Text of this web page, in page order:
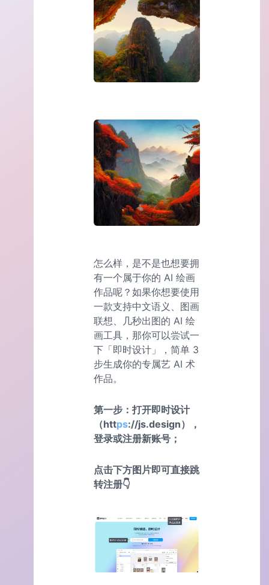
怎么样，是不是也想要拥
有一个属于你的 AI 绘画
作品呢？如果你想要使用
一款支持中文语义、图画
联想、几秒出图的 AI 绘
画工具，那你可以尝试一
下「即时设计」，简单 3
步生成你的专属艺 AI 术
作品。
第一步：打开即时设计
（https://js.design），
登录或注册新账号；
点击下方图片即可直接跳
转注册👇